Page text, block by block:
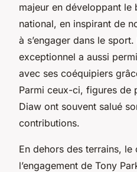
majeur en développant le
national, en inspirant de
à s’engager dans le
exceptionnel a aussi
avec ses coéquipiers
Parmi ceux-ci, figures de
Diaw ont souvent salué
contributions.
En dehors des terrains, le
l’engagement de Tony